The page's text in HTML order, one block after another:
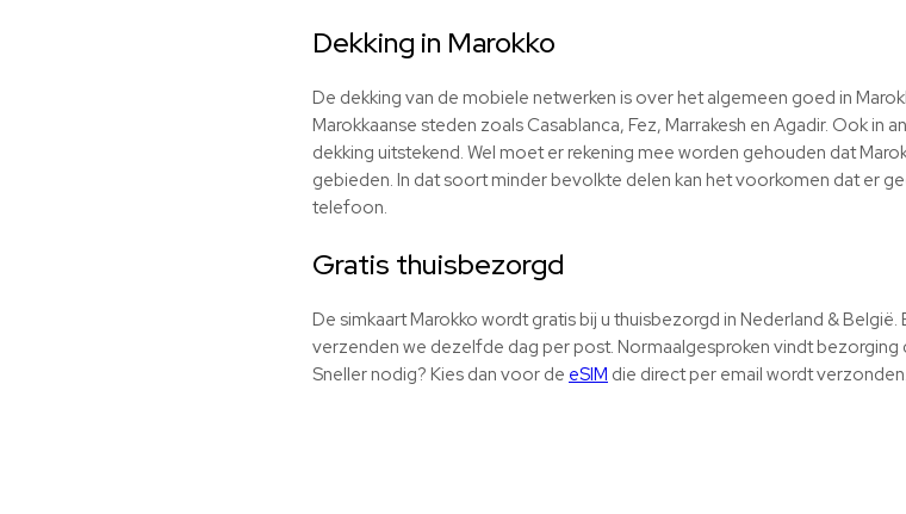
Dekking in Marokko
De dekking van de mobiele netwerken is over het algemeen goed in
Marokkaanse steden zoals Casablanca, Fez, Marrakesh en Agadir. Ook in
dekking uitstekend. Wel moet er rekening mee worden gehouden dat
gebieden. In dat soort minder bevolkte delen kan het voorkomen dat er
telefoon.
Gratis thuisbezorgd
De simkaart Marokko wordt gratis bij u thuisbezorgd in Nederland &
verzenden we dezelfde dag per post. Normaalgesproken vindt bezorging
Sneller nodig? Kies dan voor de eSIM die direct per email wordt verzonden.